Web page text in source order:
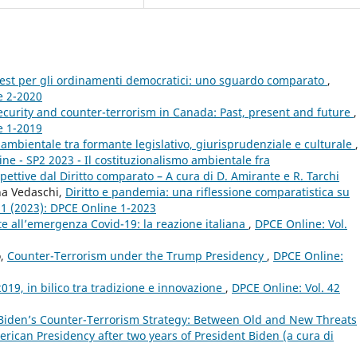
per gli ordinamenti democratici: uno sguardo comparato ,
2-2020
and counter-terrorism in Canada: Past, present and future ,
1-2019
tra formante legislativo, giurisprudenziale e culturale ,
- SP2 2023 - Il costituzionalismo ambientale fra
dal Diritto comparato – A cura di D. Amirante e R. Tarchi
Vedaschi, Diritto e pandemia: una riflessione comparatistica su
(2023): DPCE Online 1-2023
Covid-19: la reazione italiana , DPCE Online: Vol.
Counter-Terrorism under the Trump Presidency , DPCE Online:
in bilico tra tradizione e innovazione , DPCE Online: Vol. 42
Counter-Terrorism Strategy: Between Old and New Threats
Presidency after two years of President Biden (a cura di